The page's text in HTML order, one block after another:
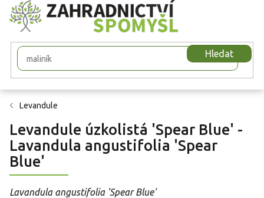
Přejít
na
obsah
Hledat
Levandule
Levandule úzkolistá 'Spear Blue' -
Lavandula angustifolia 'Spear
Blue'
Lavandula angustifolia 'Spear Blue'